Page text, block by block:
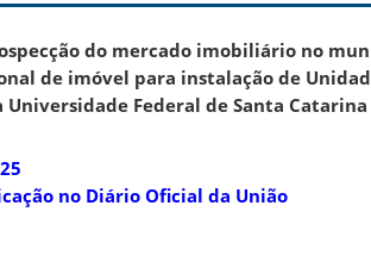
do mercado imobiliário no
de imóvel para instalação de
Federal de Santa Catarina
no Diário Oficial da União